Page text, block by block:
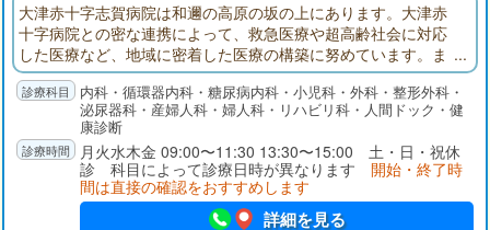
大津赤十字志賀病院は和邇の高原の坂の上にあります。大津赤
十字病院との密な連携によって、救急医療や超高齢社会に対応
した医療など、地域に密着した医療の構築に努めています。ま
た、地域の皆さんの健康増進と病気の早期発見などの予防医学
を推し進め、早期治療に寄与するとともに、療養型病床と地域
包括ケア病床を設けることで、命を尊び、心のケアまでを考え
た生涯医療と生涯看護の提供に努めています。
内科・循環器内科・糖尿病内科・小児科・外科・整形外科・
泌尿器科・産婦人科・婦人科・リハビリ科・人間ドック・健
康診断
月火水木金 09:00〜11:30 13:30〜15:00 土・日・祝休
診 科目によって診療日時が異なります 開始・終了時
間は直接の確認をおすすめします
詳細を見る